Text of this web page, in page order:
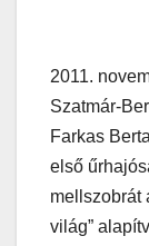
2011.
Szatmár-
Farkas
első
mellszobrát
világ”